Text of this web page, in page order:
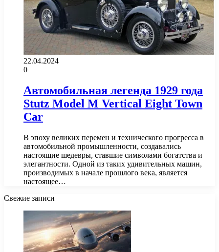
22.04.2024
0
Автомобильная легенда 1929 года
Stutz Model M Vertical Eight Town
Car
В эпоху великих перемен и технического прогресса в
автомобильной промышленности, создавались
настоящие шедевры, ставшие символами богатства и
элегантности. Одной из таких удивительных машин,
производимых в начале прошлого века, является
настоящее…
Свежие записи